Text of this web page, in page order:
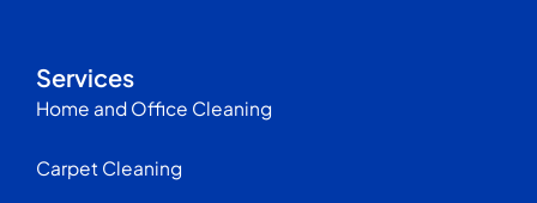
Services
Home and Office Cleaning
Carpet Cleaning